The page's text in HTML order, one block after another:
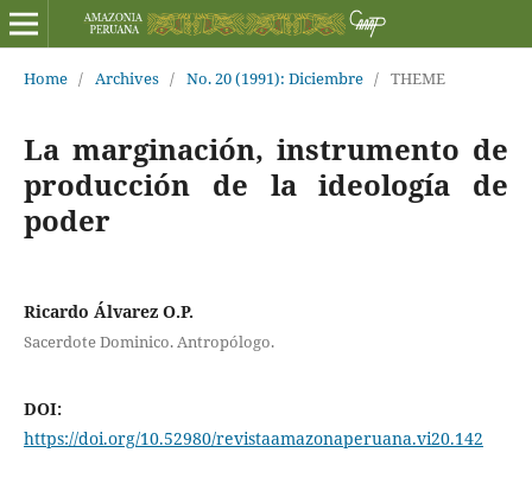
Home / Archives / No. 20 (1991): Diciembre / THEME
La marginación, instrumento de
producción de la ideología de
poder
Ricardo Álvarez O.P.
Sacerdote Dominico. Antropólogo.
DOI:
https://doi.org/10.52980/revistaamazonaperuana.vi20.142